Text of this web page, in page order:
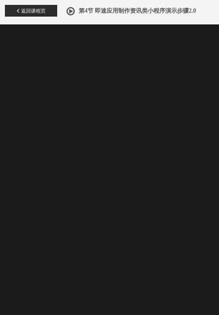
返回课程页 第4节 即速应用制作资讯类小程序演示步骤2.0